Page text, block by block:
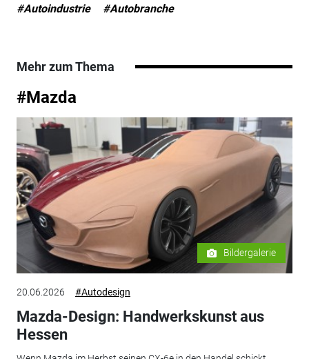
#Autoindustrie
#Autobranche
Mehr zum Thema
#Mazda
Bildergalerie
20.06.2026 #Autodesign
Mazda-Design: Handwerkskunst aus
Hessen